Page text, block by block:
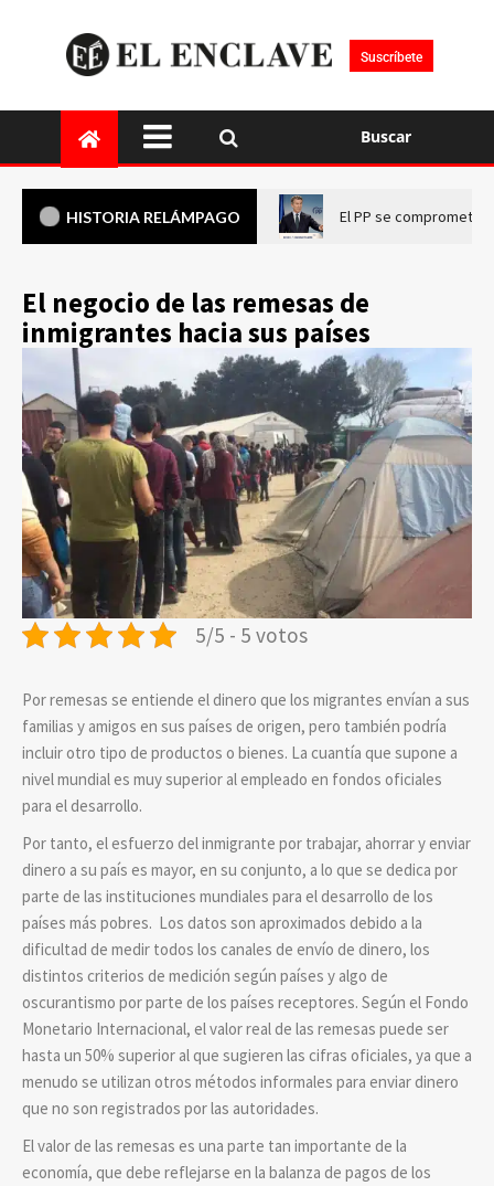
Suscríbete
Buscar
HISTORIA RELÁMPAGO El PP se compromete
El negocio de las remesas de
inmigrantes hacia sus países
5/5 - 5 votos
Por remesas se entiende el dinero que los migrantes envían a sus
familias y amigos en sus países de origen, pero también podría
incluir otro tipo de productos o bienes. La cuantía que supone a
nivel mundial es muy superior al empleado en fondos oficiales
para el desarrollo.
Por tanto, el esfuerzo del inmigrante por trabajar, ahorrar y enviar
dinero a su país es mayor, en su conjunto, a lo que se dedica por
parte de las instituciones mundiales para el desarrollo de los
países más pobres. Los datos son aproximados debido a la
dificultad de medir todos los canales de envío de dinero, los
distintos criterios de medición según países y algo de
oscurantismo por parte de los países receptores. Según el Fondo
Monetario Internacional, el valor real de las remesas puede ser
hasta un 50% superior al que sugieren las cifras oficiales, ya que a
menudo se utilizan otros métodos informales para enviar dinero
que no son registrados por las autoridades.
El valor de las remesas es una parte tan importante de la
economía, que debe reflejarse en la balanza de pagos de los